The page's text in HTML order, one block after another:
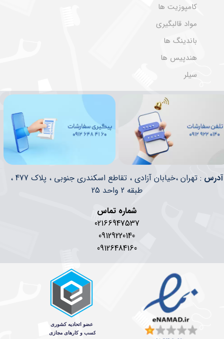
کامپوزیت ها
مواد قالبگیری
باندینگ ها
هندپیس ها
سیلر
​​آدرس
: تهران ،خیابان آزادی ، تقاطع اسکندری جنوبی ، پلاک 477 ،
طبقه 2 واحد 25
شماره تماس
02166947537
09129220140
09126484160